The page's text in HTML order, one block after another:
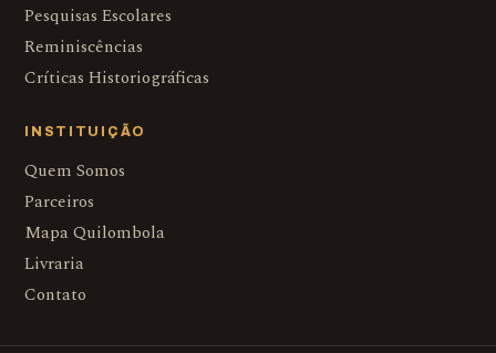
Pesquisas Escolares
Reminiscências
Críticas Historiográficas
INSTITUIÇÃO
Quem Somos
Parceiros
Mapa Quilombola
Livraria
Contato